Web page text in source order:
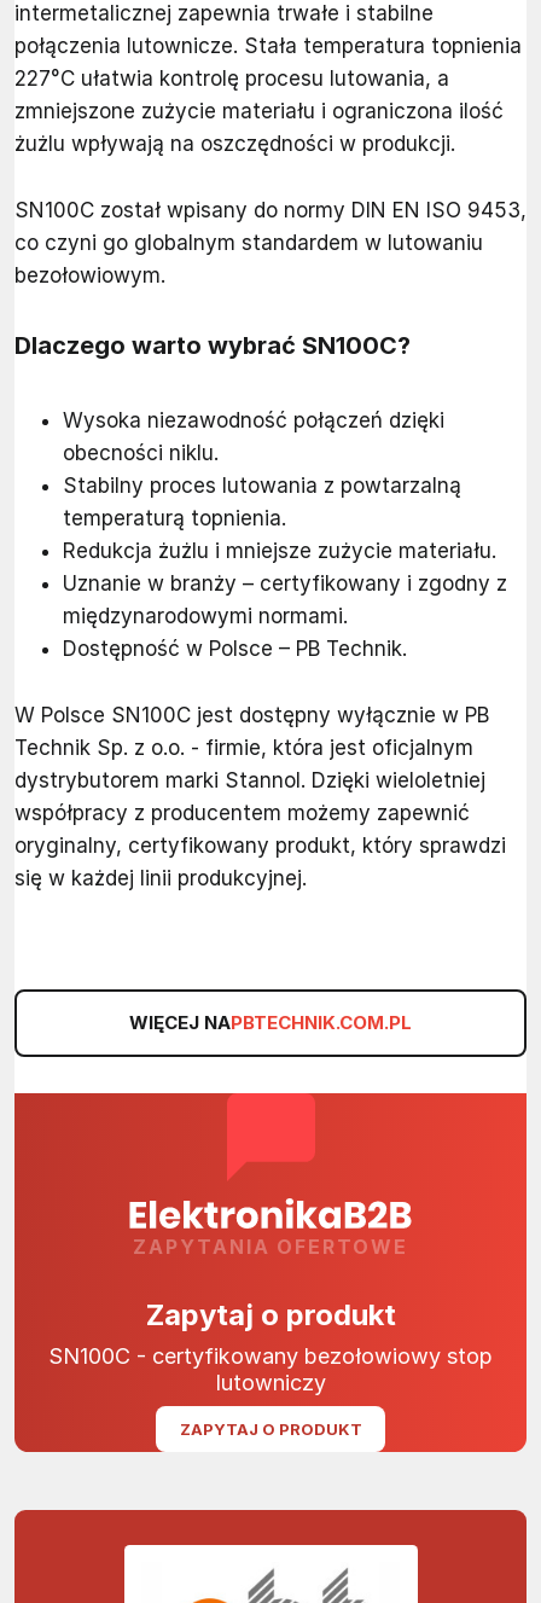
intermetalicznej zapewnia trwałe i stabilne
połączenia lutownicze. Stała temperatura topnienia
227°C ułatwia kontrolę procesu lutowania, a
zmniejszone zużycie materiału i ograniczona ilość
żużlu wpływają na oszczędności w produkcji.
SN100C został wpisany do normy DIN EN ISO 9453,
co czyni go globalnym standardem w lutowaniu
bezołowiowym.
Dlaczego warto wybrać SN100C?
Wysoka niezawodność połączeń dzięki
obecności niklu.
Stabilny proces lutowania z powtarzalną
temperaturą topnienia.
Redukcja żużlu i mniejsze zużycie materiału.
Uznanie w branży – certyfikowany i zgodny z
międzynarodowymi normami.
Dostępność w Polsce – PB Technik.
W Polsce SN100C jest dostępny wyłącznie w PB
Technik Sp. z o.o. - firmie, która jest oficjalnym
dystrybutorem marki Stannol. Dzięki wieloletniej
współpracy z producentem możemy zapewnić
oryginalny, certyfikowany produkt, który sprawdzi
się w każdej linii produkcyjnej.
WIĘCEJ NAPBTECHNIK.COM.PL
ZAPYTANIA OFERTOWE
Zapytaj o produkt
SN100C - certyfikowany bezołowiowy stop
lutowniczy
ZAPYTAJ O PRODUKT